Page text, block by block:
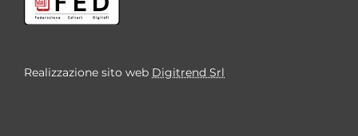
Realizzazione sito web Digitrend Srl